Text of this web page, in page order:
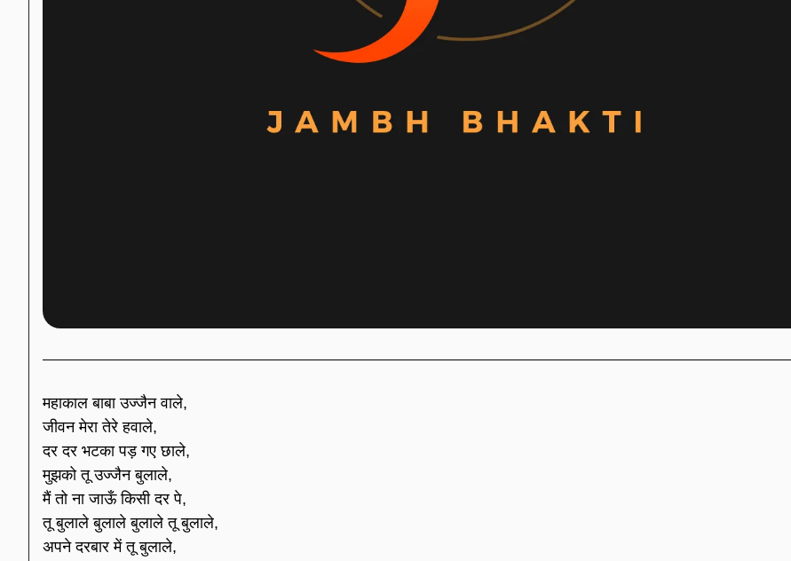
महाकाल बाबा उज्जैन वाले,
जीवन मेरा तेरे हवाले,
दर दर भटका पड़ गए छाले,
मुझको तू उज्जैन बुलाले,
मैं तो ना जाऊँ किसी दर पे,
तू बुलाले बुलाले बुलाले तू बुलाले,
अपने दरबार में तू बुलाले,